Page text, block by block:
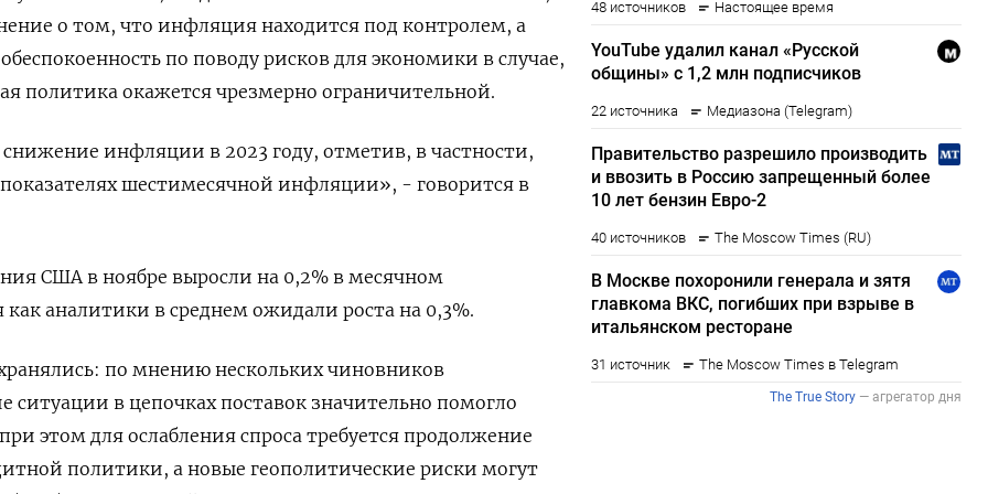
о том, что инфляция находится под контролем, а
по поводу рисков для экономики в случае,
политика окажется чрезмерно ограничительной.
инфляции в 2023 году, отметив, в частности,
шестимесячной инфляции», - говорится в
США в ноябре выросли на 0,2% в месячном
аналитики в среднем ожидали роста на 0,3%.
по мнению нескольких чиновников
ситуации в цепочках поставок значительно помогло
этом для ослабления спроса требуется продолжение
политики, а новые геополитические риски могут